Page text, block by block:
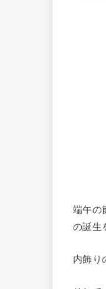
端午の
の誕生
内飾り